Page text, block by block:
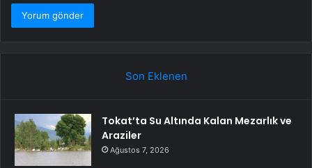
Son Eklenen
Tokat’ta Su Altında Kalan Mezarlık ve
Araziler
Ağustos 7, 2026